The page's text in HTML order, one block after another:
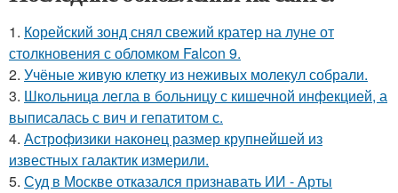
1. Корейский зонд снял свежий кратер на луне от
столкновения с обломком Falcon 9.
2. Учёные живую клетку из неживых молекул собрали.
3. Шкoльницa легла в больницу с кишечной инфекцией, а
выписалась с вич и гепатитом с.
4. Астрофизики наконец размер крупнейшей из
известных галактик измерили.
5. Суд в Москве отказался признавать ИИ - Арты